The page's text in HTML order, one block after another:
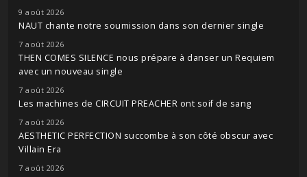
9 août 2026
NAUT chante notre soumission dans son dernier single
7 août 2026
THEN COMES SILENCE nous prépare à danser un Requiem
avec un nouveau single
7 août 2026
Les machines de CIRCUIT PREACHER ont soif de sang
7 août 2026
AESTHETIC PERFECTION succombe à son côté obscur avec
Villain Era
7 août 2026